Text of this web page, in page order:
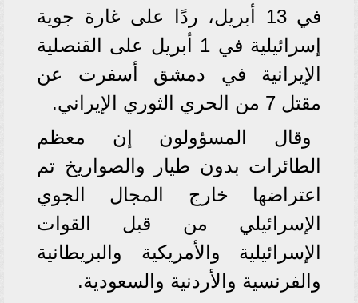
في 13 أبريل، ردًا على غارة جوية
إسرائيلية في 1 أبريل على القنصلية
الإيرانية في دمشق أسفرت عن
مقتل 7 من الحري الثوري الإيراني.
وقال المسؤولون إن معظم
الطائرات بدون طيار والصواريخ تم
اعتراضها خارج المجال الجوي
الإسرائيلي من قبل القوات
الإسرائيلية والأمريكية والبريطانية
والفرنسية والأردنية والسعودية.